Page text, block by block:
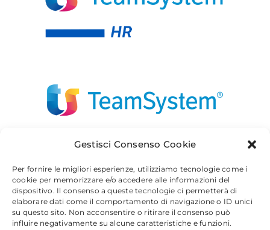
Gestisci Consenso Cookie
Per fornire le migliori esperienze, utilizziamo tecnologie come i
cookie per memorizzare e/o accedere alle informazioni del
dispositivo. Il consenso a queste tecnologie ci permetterà di
elaborare dati come il comportamento di navigazione o ID unici
su questo sito. Non acconsentire o ritirare il consenso può
influire negativamente su alcune caratteristiche e funzioni.